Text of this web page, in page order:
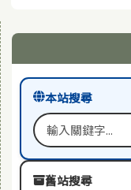
右邊區域內容
本站搜尋
搜尋關鍵字
舊站搜尋